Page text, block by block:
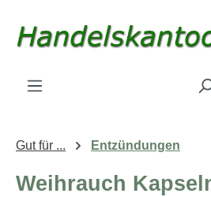
Gut für ... Entzündungen
Weihrauch